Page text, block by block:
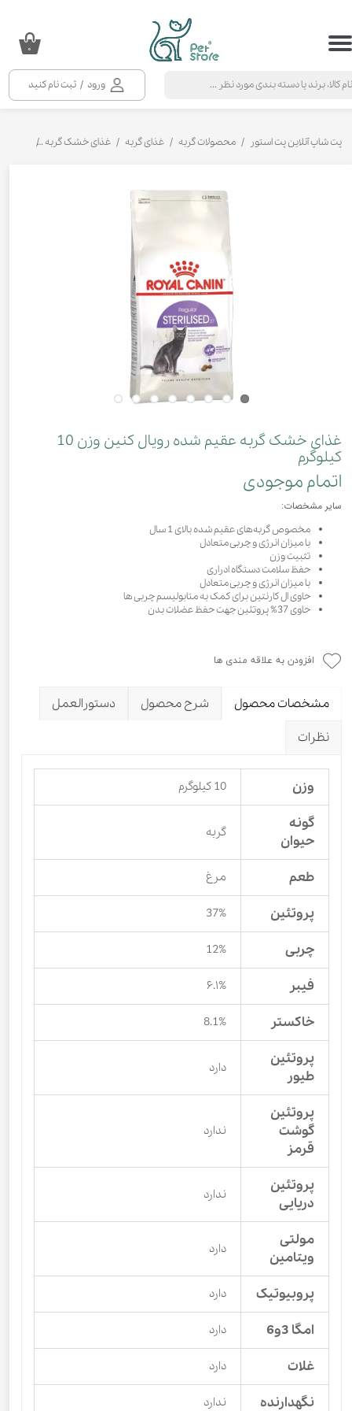
ورود / ثبت نام کنید
حساب کاربری من
خروج از حساب کاربری
۰
پت شاپ آنلاین پت استور محصولات گربه غذای گربه غذای خشک گربه
غذای خشک گربه عقیم شده رویال کنین وزن 10
کیلوگرم
اتمام موجودی
سایر مشخصات:
مخصوص گربه‌های عقیم شده بالای 1 سال
با میزان انرژی و چربی متعادل
تثبیت وزن
حفظ سلامت دستگاه ادراری
با میزان انرژی و چربی متعادل
حاوی ال کارنتین برای کمک به متابولیسم چربی ها
حاوی 37% پروتئین جهت حفظ عضلات بدن
افزودن به علاقه مندی ها
مشخصات محصول شرح محصول
دستورالعمل
نظرات
وزن 10 کیلوگرم
گونه
حیوان
گربه
طعم مرغ
پروتئین 37%
چربی 12%
فیبر ۶.۱%
خاکستر 8.1%
پروتئین
طیور
دارد
پروتئین
گوشت
قرمز
ندارد
پروتئین
دریایی
ندارد
مولتی
ویتامین
دارد
پروبیوتیک دارد
امگا 3و6 دارد
غلات دارد
نگهدارنده ندارد